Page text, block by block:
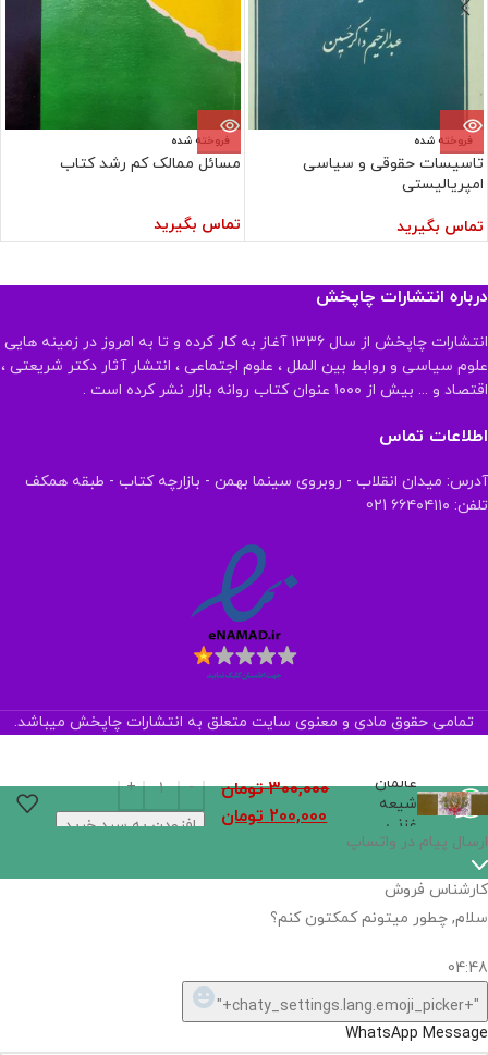
فروخته شده
تاسیسات حقوقی و سیاسی
امپریالیستی
تماس بگیرید
فروخته شده
مسائل ممالک کم رشد کتاب
تماس بگیرید
درباره انتشارات چاپخش
انتشارات چاپخش از سال ۱۳۳۶ آغاز به کار کرده و تا به امروز در زمینه هایی
علوم سیاسی و روابط بین الملل ، علوم اجتماعی ، انتشار آثار دکتر شریعتی ،
اقتصاد و ... بیش از ۱۰۰۰ عنوان کتاب روانه بازار نشر کرده است .
اطلاعات تماس
آدرس: میدان انقلاب - روبروی سینما بهمن - بازارچه کتاب - طبقه همکف
تلفن: ۶۶۴۰۴۱۱۰ 021
تمامی حقوق مادی و معنوی سایت متعلق به انتشارات چاپخش میباشد.
عالمان
شیعه
غزنی
300,000 تومان
200,000 تومان افزودن به سبد خرید
اگر
نیست,
شاید
بتونیم
تهیه